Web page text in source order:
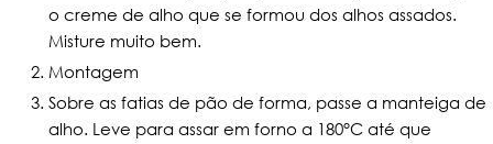
o creme de alho que se formou dos alhos assados.
Misture muito bem.
Montagem
Sobre as fatias de pão de forma, passe a manteiga de
alho. Leve para assar em forno a 180°C até que